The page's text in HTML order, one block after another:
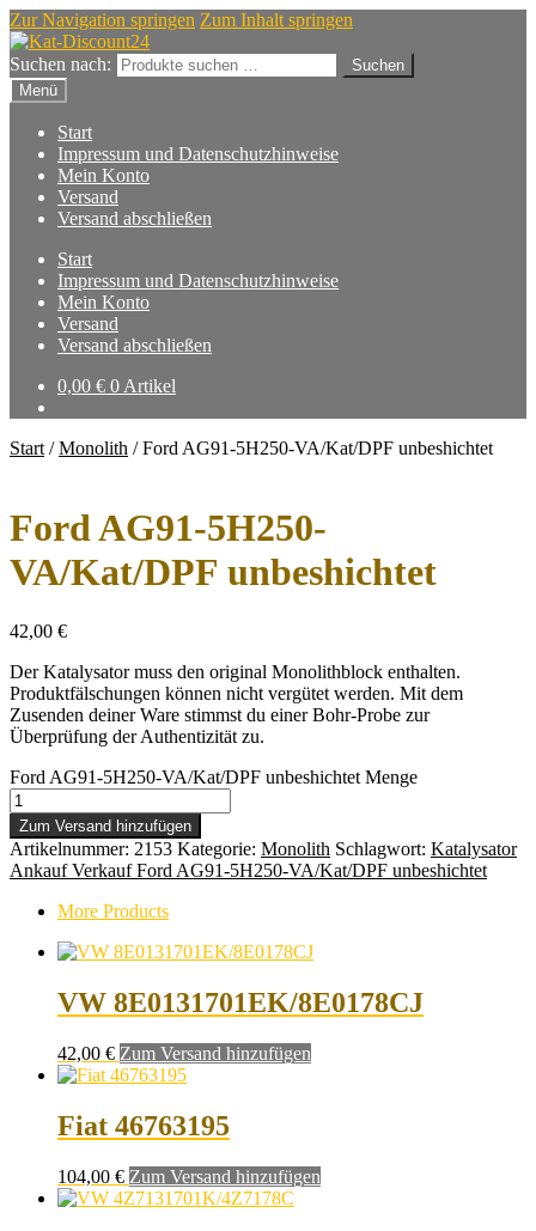
Zur Navigation springen Zum Inhalt springen
Suchen nach:
Suchen
Menü
Start
Impressum und Datenschutzhinweise
Mein Konto
Versand
Versand abschließen
Start
Impressum und Datenschutzhinweise
Mein Konto
Versand
Versand abschließen
0,00 € 0 Artikel
Start /Monolith /Ford AG91-5H250-VA/Kat/DPF unbeshichtet
Ford AG91-5H250-
VA/Kat/DPF unbeshichtet
42,00 €
Der Katalysator muss den original Monolithblock enthalten.
Produktfälschungen können nicht vergütet werden. Mit dem
Zusenden deiner Ware stimmst du einer Bohr-Probe zur
Überprüfung der Authentizität zu.
Ford AG91-5H250-VA/Kat/DPF unbeshichtet Menge
Zum Versand hinzufügen
Artikelnummer: 2153 Kategorie: Monolith Schlagwort: Katalysator
Ankauf Verkauf Ford AG91-5H250-VA/Kat/DPF unbeshichtet
More Products
VW 8E0131701EK/8E0178CJ
42,00 € Zum Versand hinzufügen
Fiat 46763195
104,00 € Zum Versand hinzufügen